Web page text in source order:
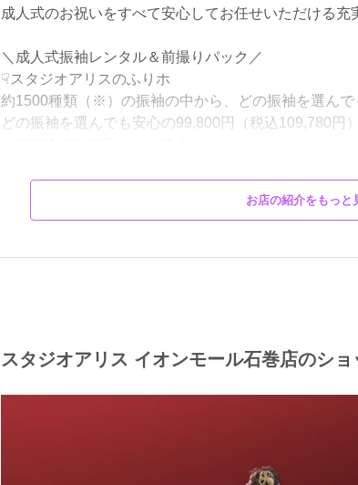
成人式のお祝いをすべて安心してお任せいただける充
＼成人式振袖レンタル＆前撮りパック／
☟スタジオアリスのふりホ
約1500種類（※）の振袖の中から、どの振袖を選んで
どの振袖を選んでも安心の99,800円（税込109,780円）
✅前撮り＋着付け＋ヘアセット
✅安心の後払いシステム！
専門家に認められた振袖
美しさを競う大会で、厳しい審美眼を持つ
お店の紹介をもっと
スタジオアリス イオンモール石巻店のシ